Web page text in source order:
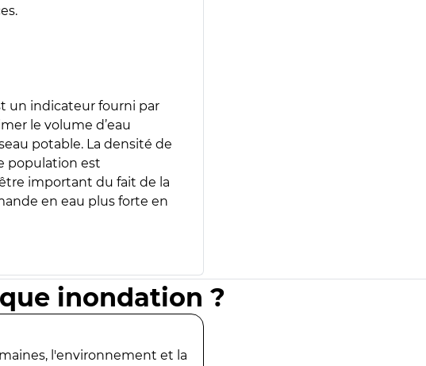
un indicateur fourni par
le volume d’eau
potable. La densité de
population est
important du fait de la
en eau plus forte en
inondation ?
l'environnement et la